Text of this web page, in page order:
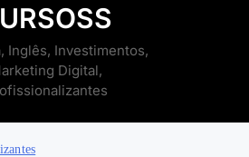
Inglês, Investimentos,
Digital,